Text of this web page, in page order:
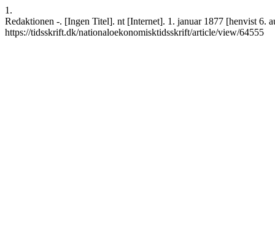
1.
Redaktionen -. [Ingen Titel]. nt [Internet]. 1. januar 1877 [henvist 6.
https://tidsskrift.dk/nationaloekonomisktidsskrift/article/view/64555